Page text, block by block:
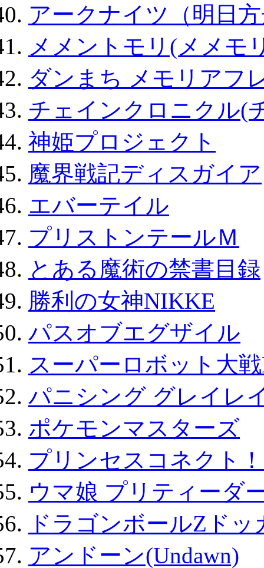
アークナイツ（明日
メメントモリ(メメモ
ダンまち メモリアフ
チェインクロニクル(
神姫プロジェクト
魔界戦記ディスガイア
エバーテイル
プリストンテールＭ
とある魔術の禁書目録
勝利の女神NIKKE
パスオブエグザイル
スーパーロボット大
パニシング グレイレ
ポケモンマスターズ
プリンセスコネクト
ウマ娘 プリティーダ
ドラゴンボールZド
アンドーン(Undawn)